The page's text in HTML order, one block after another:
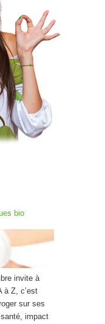
bio
invite à
à Z, c’est
sur ses
impact